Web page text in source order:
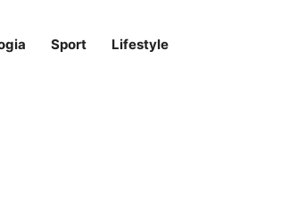
Sport Lifestyle